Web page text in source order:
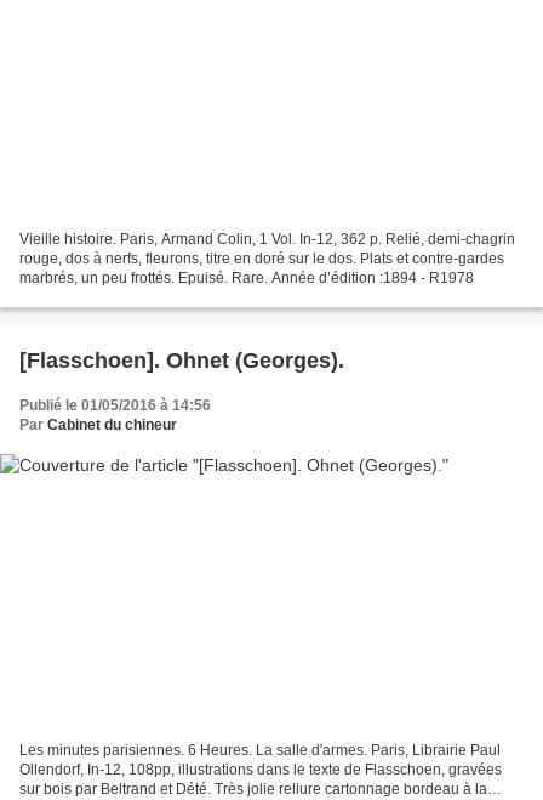
Vieille histoire. Paris, Armand Colin, 1 Vol. In-12, 362 p. Relié, demi-chagrin
rouge, dos à nerfs, fleurons, titre en doré sur le dos. Plats et contre-gardes
marbrés, un peu frottés. Epuisé. Rare. Année d’édition :1894 - R1978
[Flasschoen]. Ohnet (Georges).
Publié le 01/05/2016 à 14:56
Par Cabinet du chineur
Les minutes parisiennes. 6 Heures. La salle d'armes. Paris, Librairie Paul
Ollendorf, In-12, 108pp, illustrations dans le texte de Flasschoen, gravées
sur bois par Beltrand et Dété. Très jolie reliure cartonnage bordeau à la